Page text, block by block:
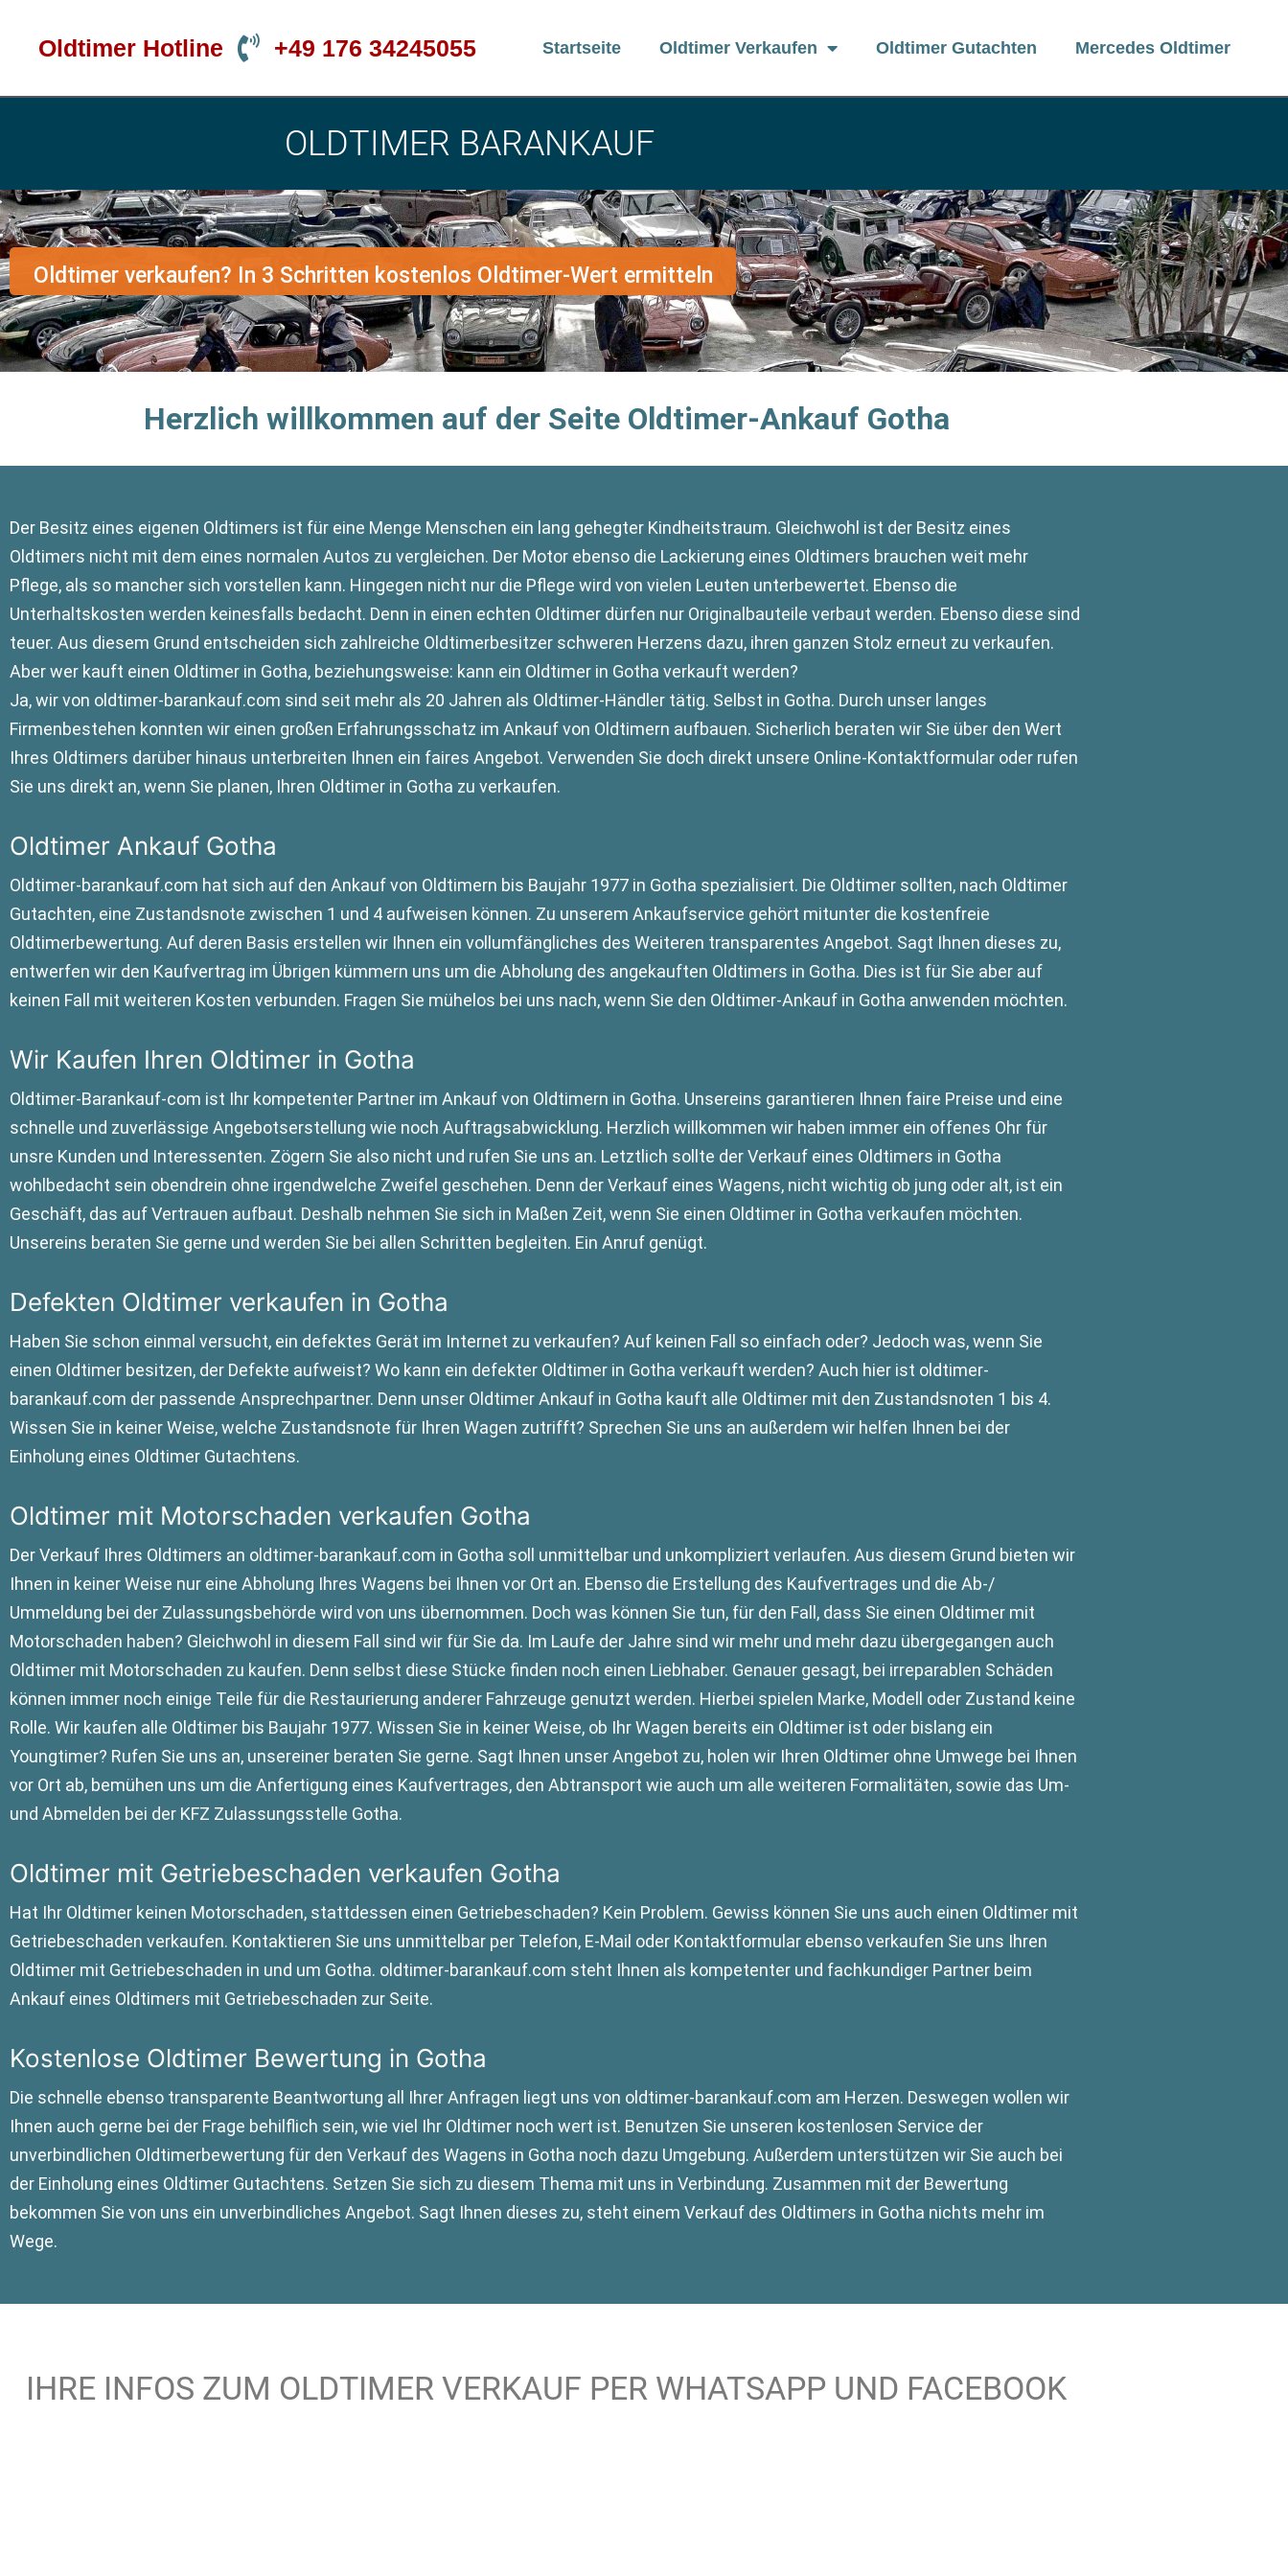
Oldtimer Hotline +49 176 34245055 Startseite Oldtimer Verkaufen Oldtimer Gutachten Mercedes Oldtimer
OLDTIMER BARANKAUF
Oldtimer verkaufen? In 3 Schritten kostenlos Oldtimer-Wert ermitteln
Herzlich willkommen auf der Seite Oldtimer-Ankauf Gotha
Der Besitz eines eigenen Oldtimers ist für eine Menge Menschen ein lang gehegter Kindheitstraum. Gleichwohl ist der Besitz eines
Oldtimers nicht mit dem eines normalen Autos zu vergleichen. Der Motor ebenso die Lackierung eines Oldtimers brauchen weit mehr
Pflege, als so mancher sich vorstellen kann. Hingegen nicht nur die Pflege wird von vielen Leuten unterbewertet. Ebenso die
Unterhaltskosten werden keinesfalls bedacht. Denn in einen echten Oldtimer dürfen nur Originalbauteile verbaut werden. Ebenso diese sind
teuer. Aus diesem Grund entscheiden sich zahlreiche Oldtimerbesitzer schweren Herzens dazu, ihren ganzen Stolz erneut zu verkaufen.
Aber wer kauft einen Oldtimer in Gotha, beziehungsweise: kann ein Oldtimer in Gotha verkauft werden?
Ja, wir von oldtimer-barankauf.com sind seit mehr als 20 Jahren als Oldtimer-Händler tätig. Selbst in Gotha. Durch unser langes
Firmenbestehen konnten wir einen großen Erfahrungsschatz im Ankauf von Oldtimern aufbauen. Sicherlich beraten wir Sie über den Wert
Ihres Oldtimers darüber hinaus unterbreiten Ihnen ein faires Angebot. Verwenden Sie doch direkt unsere Online-Kontaktformular oder rufen
Sie uns direkt an, wenn Sie planen, Ihren Oldtimer in Gotha zu verkaufen.
Oldtimer Ankauf Gotha
Oldtimer-barankauf.com hat sich auf den Ankauf von Oldtimern bis Baujahr 1977 in Gotha spezialisiert. Die Oldtimer sollten, nach Oldtimer
Gutachten, eine Zustandsnote zwischen 1 und 4 aufweisen können. Zu unserem Ankaufservice gehört mitunter die kostenfreie
Oldtimerbewertung. Auf deren Basis erstellen wir Ihnen ein vollumfängliches des Weiteren transparentes Angebot. Sagt Ihnen dieses zu,
entwerfen wir den Kaufvertrag im Übrigen kümmern uns um die Abholung des angekauften Oldtimers in Gotha. Dies ist für Sie aber auf
keinen Fall mit weiteren Kosten verbunden. Fragen Sie mühelos bei uns nach, wenn Sie den Oldtimer-Ankauf in Gotha anwenden möchten.
Wir Kaufen Ihren Oldtimer in Gotha
Oldtimer-Barankauf-com ist Ihr kompetenter Partner im Ankauf von Oldtimern in Gotha. Unsereins garantieren Ihnen faire Preise und eine
schnelle und zuverlässige Angebotserstellung wie noch Auftragsabwicklung. Herzlich willkommen wir haben immer ein offenes Ohr für
unsre Kunden und Interessenten. Zögern Sie also nicht und rufen Sie uns an. Letztlich sollte der Verkauf eines Oldtimers in Gotha
wohlbedacht sein obendrein ohne irgendwelche Zweifel geschehen. Denn der Verkauf eines Wagens, nicht wichtig ob jung oder alt, ist ein
Geschäft, das auf Vertrauen aufbaut. Deshalb nehmen Sie sich in Maßen Zeit, wenn Sie einen Oldtimer in Gotha verkaufen möchten.
Unsereins beraten Sie gerne und werden Sie bei allen Schritten begleiten. Ein Anruf genügt.
Defekten Oldtimer verkaufen in Gotha
Haben Sie schon einmal versucht, ein defektes Gerät im Internet zu verkaufen? Auf keinen Fall so einfach oder? Jedoch was, wenn Sie
einen Oldtimer besitzen, der Defekte aufweist? Wo kann ein defekter Oldtimer in Gotha verkauft werden? Auch hier ist oldtimer-
barankauf.com der passende Ansprechpartner. Denn unser Oldtimer Ankauf in Gotha kauft alle Oldtimer mit den Zustandsnoten 1 bis 4.
Wissen Sie in keiner Weise, welche Zustandsnote für Ihren Wagen zutrifft? Sprechen Sie uns an außerdem wir helfen Ihnen bei der
Einholung eines Oldtimer Gutachtens.
Oldtimer mit Motorschaden verkaufen Gotha
Der Verkauf Ihres Oldtimers an oldtimer-barankauf.com in Gotha soll unmittelbar und unkompliziert verlaufen. Aus diesem Grund bieten wir
Ihnen in keiner Weise nur eine Abholung Ihres Wagens bei Ihnen vor Ort an. Ebenso die Erstellung des Kaufvertrages und die Ab-/
Ummeldung bei der Zulassungsbehörde wird von uns übernommen. Doch was können Sie tun, für den Fall, dass Sie einen Oldtimer mit
Motorschaden haben? Gleichwohl in diesem Fall sind wir für Sie da. Im Laufe der Jahre sind wir mehr und mehr dazu übergegangen auch
Oldtimer mit Motorschaden zu kaufen. Denn selbst diese Stücke finden noch einen Liebhaber. Genauer gesagt, bei irreparablen Schäden
können immer noch einige Teile für die Restaurierung anderer Fahrzeuge genutzt werden. Hierbei spielen Marke, Modell oder Zustand keine
Rolle. Wir kaufen alle Oldtimer bis Baujahr 1977. Wissen Sie in keiner Weise, ob Ihr Wagen bereits ein Oldtimer ist oder bislang ein
Youngtimer? Rufen Sie uns an, unsereiner beraten Sie gerne. Sagt Ihnen unser Angebot zu, holen wir Ihren Oldtimer ohne Umwege bei Ihnen
vor Ort ab, bemühen uns um die Anfertigung eines Kaufvertrages, den Abtransport wie auch um alle weiteren Formalitäten, sowie das Um-
und Abmelden bei der KFZ Zulassungsstelle Gotha.
Oldtimer mit Getriebeschaden verkaufen Gotha
Hat Ihr Oldtimer keinen Motorschaden, stattdessen einen Getriebeschaden? Kein Problem. Gewiss können Sie uns auch einen Oldtimer mit
Getriebeschaden verkaufen. Kontaktieren Sie uns unmittelbar per Telefon, E-Mail oder Kontaktformular ebenso verkaufen Sie uns Ihren
Oldtimer mit Getriebeschaden in und um Gotha. oldtimer-barankauf.com steht Ihnen als kompetenter und fachkundiger Partner beim
Ankauf eines Oldtimers mit Getriebeschaden zur Seite.
Kostenlose Oldtimer Bewertung in Gotha
Die schnelle ebenso transparente Beantwortung all Ihrer Anfragen liegt uns von oldtimer-barankauf.com am Herzen. Deswegen wollen wir
Ihnen auch gerne bei der Frage behilflich sein, wie viel Ihr Oldtimer noch wert ist. Benutzen Sie unseren kostenlosen Service der
unverbindlichen Oldtimerbewertung für den Verkauf des Wagens in Gotha noch dazu Umgebung. Außerdem unterstützen wir Sie auch bei
der Einholung eines Oldtimer Gutachtens. Setzen Sie sich zu diesem Thema mit uns in Verbindung. Zusammen mit der Bewertung
bekommen Sie von uns ein unverbindliches Angebot. Sagt Ihnen dieses zu, steht einem Verkauf des Oldtimers in Gotha nichts mehr im
Wege.
IHRE INFOS ZUM OLDTIMER VERKAUF PER WHATSAPP UND FACEBOOK